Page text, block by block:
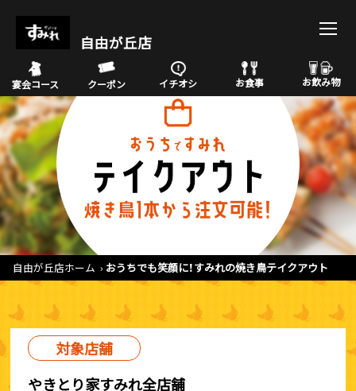
自由が丘店
宴会コース クーポン イチオシ お食事 お飲み物
自由が丘店ホーム おうちでも笑顔に！すみれの焼き鳥テイクアウト
対象店舗
やきとり家すみれ全店舗